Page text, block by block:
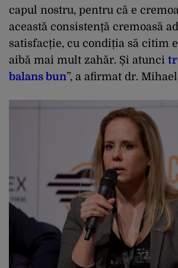
capul nostru, pentru că e
această consistență cremoasă
satisfacție, cu condiția să citim
aibă mai mult zahăr. Și atunci
balans bun”, a afirmat dr.